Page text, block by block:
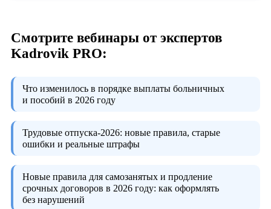
Смотрите вебинары от экспертов
Kadrovik PRO:
Что изменилось в порядке выплаты больничных
и пособий в 2026 году
Трудовые отпуска-2026: новые правила, старые
ошибки и реальные штрафы
Новые правила для самозанятых и продление
срочных договоров в 2026 году: как оформлять
без нарушений